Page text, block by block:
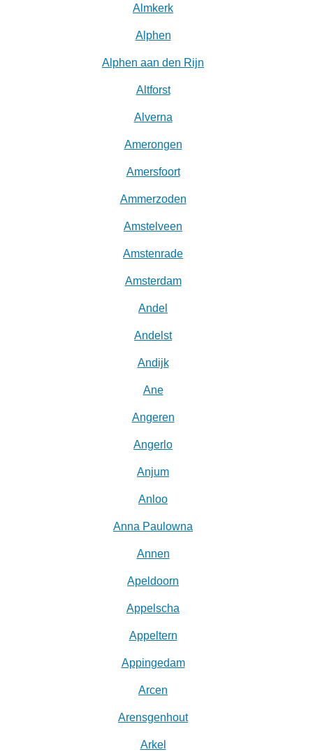
Almkerk
Alphen
Alphen aan den Rijn
Altforst
Alverna
Amerongen
Amersfoort
Ammerzoden
Amstelveen
Amstenrade
Amsterdam
Andel
Andelst
Andijk
Ane
Angeren
Angerlo
Anjum
Anloo
Anna Paulowna
Annen
Apeldoorn
Appelscha
Appeltern
Appingedam
Arcen
Arensgenhout
Arkel